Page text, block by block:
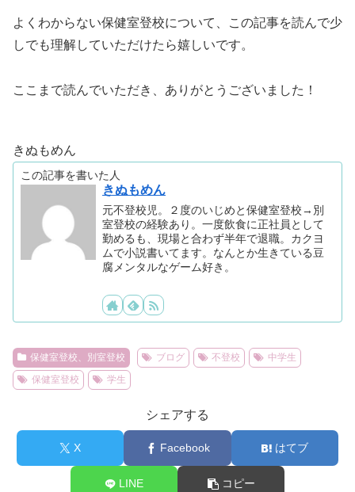
よくわからない保健室登校について、この記事を読んで少
しでも理解していただけたら嬉しいです。
ここまで読んでいただき、ありがとうございました！
きぬもめん
この記事を書いた人
きぬもめん
元不登校児。２度のいじめと保健室登校→別
室登校の経験あり。一度飲食に正社員として
勤めるも、現場と合わず半年で退職。カクヨ
ムで小説書いてます。なんとか生きている豆
腐メンタルなゲーム好き。
保健室登校、別室登校 ブログ 不登校
中学生
保健室登校
学生
シェアする
X Facebook はてブ
LINE コピー